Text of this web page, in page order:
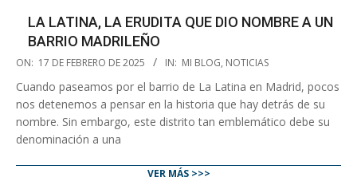
LA LATINA, LA ERUDITA QUE DIO NOMBRE A UN
BARRIO MADRILEÑO
2025-
17
ON: 17 DE FEBRERO DE 2025 IN: MI BLOG, NOTICIAS
Cuando paseamos por el barrio de La Latina en Madrid, pocos
nos detenemos a pensar en la historia que hay detrás de su
nombre. Sin embargo, este distrito tan emblemático debe su
denominación a una
VER MÁS >>>